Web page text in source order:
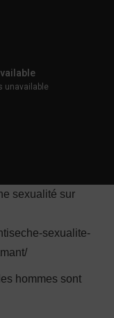
sexualité sur
sexualite-
hommes sont